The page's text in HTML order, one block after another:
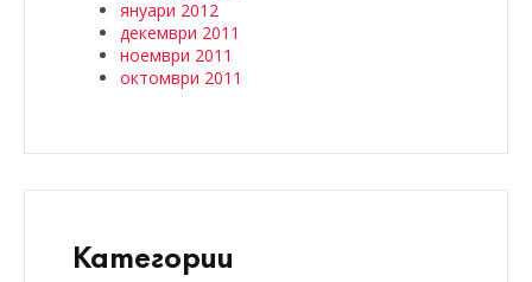
януари 2012
декември 2011
ноември 2011
октомври 2011
Категории